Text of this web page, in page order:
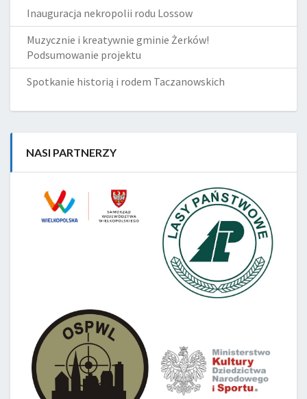
Inauguracja nekropolii rodu Lossow
Muzycznie i kreatywnie gminie Żerków!
Podsumowanie projektu
Spotkanie historią i rodem Taczanowskich
NASI PARTNERZY